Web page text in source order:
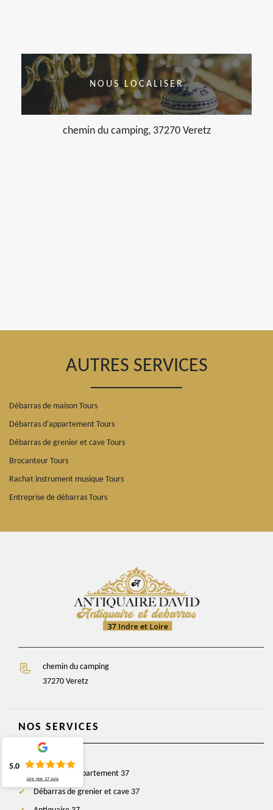
NOUS LOCALISER
chemin du camping, 37270 Veretz
AUTRES SERVICES
Débarras de maison Tours
Débarras d'appartement Tours
Débarras de grenier et cave Tours
Brocanteur Tours
Rachat instrument musique Tours
Entreprise de débarras Tours
chemin du camping
37270 Veretz
NOS SERVICES
Débarras d'appartement 37
Débarras de grenier et cave 37
5.0
Lire nos 17 avis